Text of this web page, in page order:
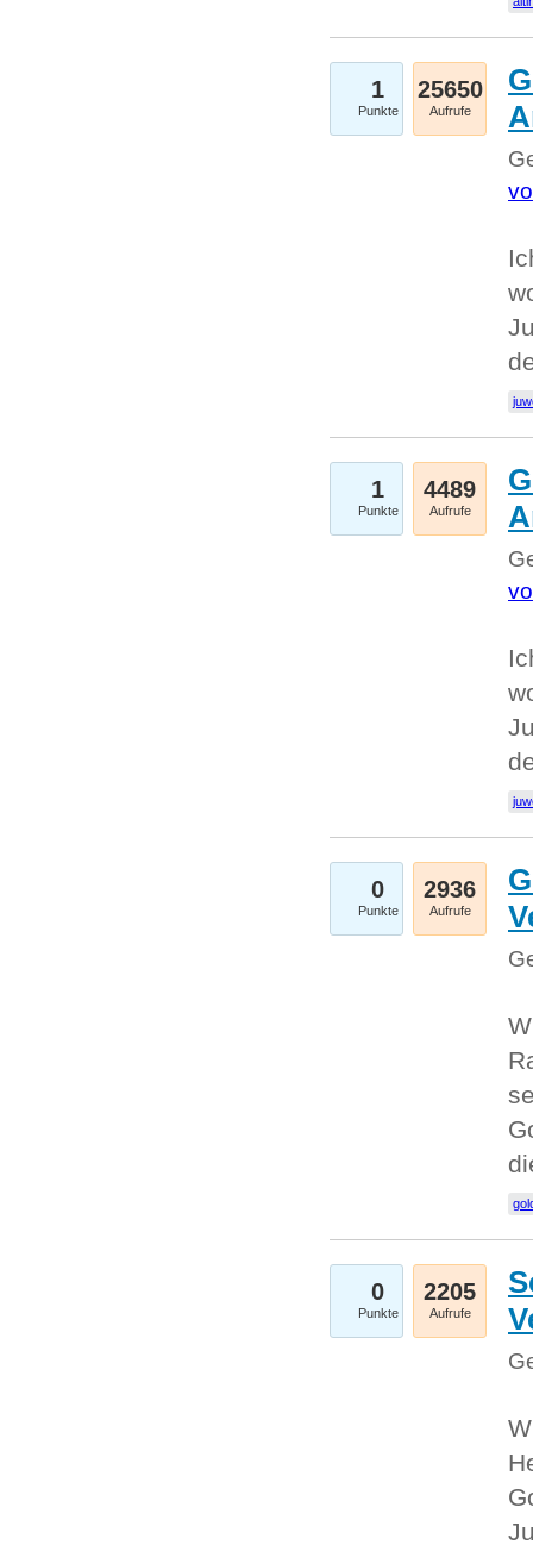
1
Punkte
25650
Aufrufe
1
Punkte
4489
Aufrufe
0
Punkte
2936
Aufrufe
0
Punkte
2205
Aufrufe